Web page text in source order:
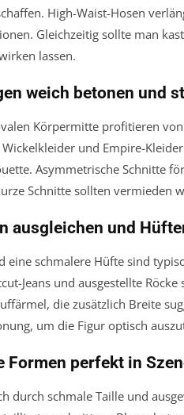
High-Waist-Hosen
Gleichzeitig sollte man
lassen.
weich betonen und
Körpermitte profitieren
und Empire-
Asymmetrische Schnitte
Schnitte sollten vermieden
ausgleichen und
eine schmalere Hüfte sind
Jeans und ausgestellte
die zusätzlich Breite
um die Figur optisch
Formen perfekt in
durch schmale Taille und